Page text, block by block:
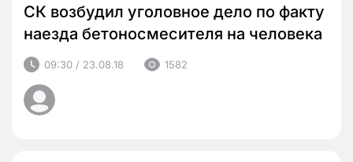
СК возбудил уголовное дело по факту
наезда бетоносмесителя на человека
09:30 / 23.08.18 1582